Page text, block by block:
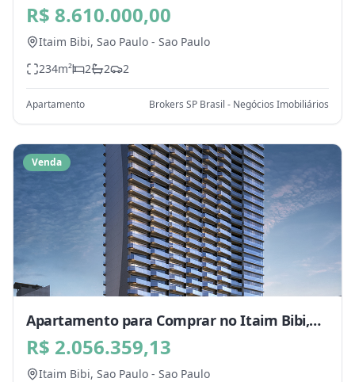
Sao Paulo - SP
R$ 8.610.000,00
Itaim Bibi, Sao Paulo - Sao Paulo
234m² 2 2 2
Apartamento Brokers SP Brasil - Negócios Imobiliários
Venda
Apartamento para Comprar no Itaim Bibi,
Sao Paulo - SP
R$ 2.056.359,13
Itaim Bibi, Sao Paulo - Sao Paulo